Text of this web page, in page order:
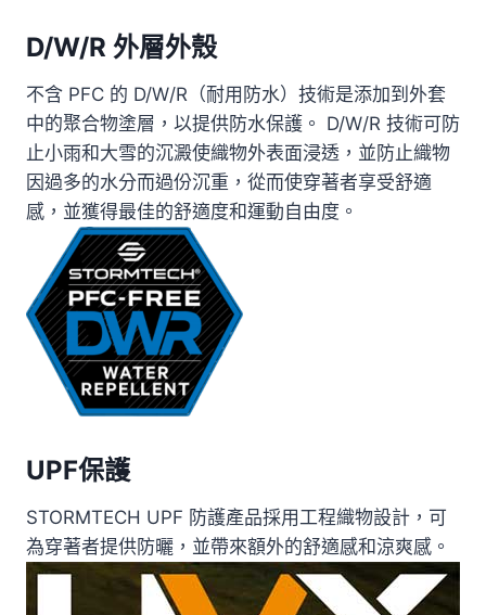
D/W/R 外層外殼
不含 PFC 的 D/W/R（耐用防水）技術是添加到外套
中的聚合物塗層，以提供防水保護。 D/W/R 技術可防
止小雨和大雪的沉澱使織物外表面浸透，並防止織物
因過多的水分而過份沉重，從而使穿著者享受舒適
感，並獲得最佳的舒適度和運動自由度。
UPF保護
STORMTECH UPF 防護產品採用工程織物設計，可
為穿著者提供防曬，並帶來額外的舒適感和涼爽感。